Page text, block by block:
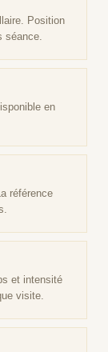
Position
séance.
en
référence
et intensité
visite.